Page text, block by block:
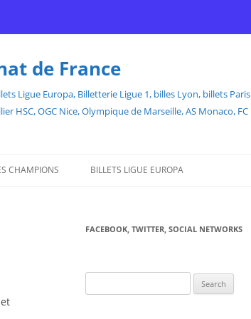
de France
Ligue Europa, Billetterie Ligue 1, billes Lyon, billets Paris
HSC, OGC Nice, Olympique de Marseille, AS Monaco, FC
CHAMPIONS BILLETS LIGUE EUROPA
FACEBOOK, TWITTER, SOCIAL NETWORKS
for: